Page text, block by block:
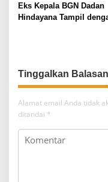
Eks Kepala BGN Dadan
Hindayana Tampil
Tinggalkan Balasan
Alamat email Anda tidak
ditandai *